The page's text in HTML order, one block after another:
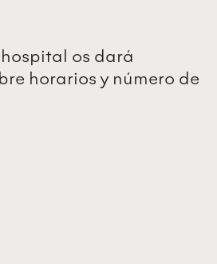
os dará
horarios y número de